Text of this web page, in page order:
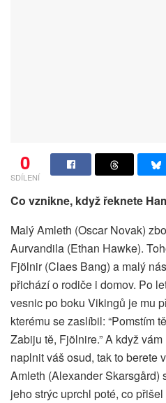
0
SDÍLENÍ
Co vznikne, když řeknete
Malý Amleth (Oscar Novak)
Aurvandila (Ethan Hawke).
Fjölnir (Claes Bang) a malý
přichází o rodiče i domov. Po
vesnic po boku Vikingů je mu
kterému se zaslíbil: “Pomstím
Zabiju tě, Fjölnire.” A když
naplnit váš osud, tak to berete
Amleth (Alexander Skarsgård)
jeho strýc uprchl poté, co